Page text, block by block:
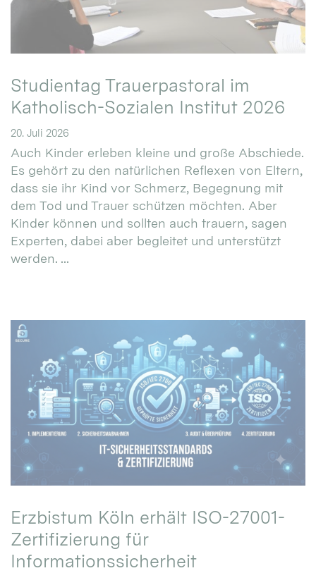
Studientag Trauerpastoral im
Katholisch-Sozialen Institut 2026
20. Juli 2026
Auch Kinder erleben kleine und große Abschiede.
Es gehört zu den natürlichen Reflexen von Eltern,
dass sie ihr Kind vor Schmerz, Begegnung mit
dem Tod und Trauer schützen möchten. Aber
Kinder können und sollten auch trauern, sagen
Experten, dabei aber begleitet und unterstützt
werden. ...
Erzbistum Köln erhält ISO-27001-
Zertifizierung für
Informationssicherheit